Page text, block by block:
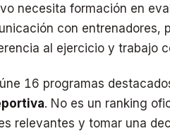
necesita formación en
con entrenadores,
al ejercicio y trabajo
16 programas
. No es un ranking
relevantes y tomar una